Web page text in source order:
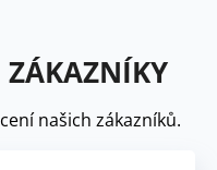
našich zákazníků.